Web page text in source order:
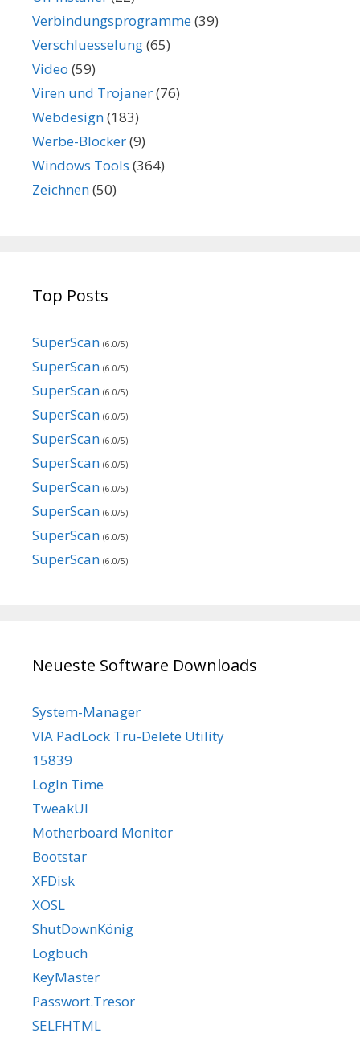
Verbindungsprogramme(39)
Verschluesselung(65)
Video (59)
Viren und Trojaner(76)
Webdesign(183)
Werbe-Blocker(9)
Windows Tools (364)
Zeichnen(50)
Top Posts
SuperScan (6.0/5)
SuperScan (6.0/5)
SuperScan (6.0/5)
SuperScan (6.0/5)
SuperScan (6.0/5)
SuperScan (6.0/5)
SuperScan (6.0/5)
SuperScan (6.0/5)
SuperScan (6.0/5)
SuperScan (6.0/5)
Neueste Software Downloads
System-Manager
VIA PadLock Tru-Delete Utility
15839
LogIn Time
TweakUI
Motherboard Monitor
Bootstar
XFDisk
XOSL
ShutDownKönig
Logbuch
KeyMaster
Passwort.Tresor
SELFHTML